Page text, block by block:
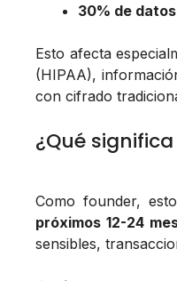
30% de
Esto afecta
(HIPAA),
con cifrado
¿Qué
Como founder,
próximos 12-24
sensibles,